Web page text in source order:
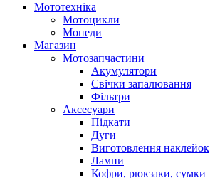
Мототехніка
Мотоцикли
Мопеди
Магазин
Мотозапчастини
Акумулятори
Свічки запалювання
Фільтри
Аксесуари
Підкати
Дуги
Виготовлення наклейок
Лампи
Кофри, рюкзаки, сумки